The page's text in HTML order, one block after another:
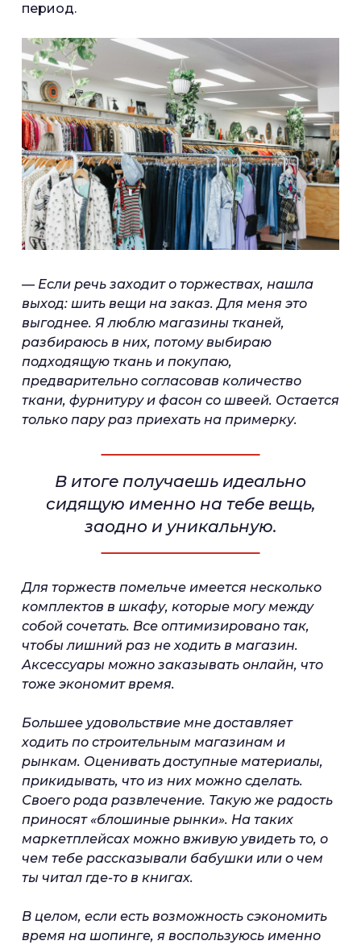
период.
— Если речь заходит о торжествах, нашла
выход: шить вещи на заказ. Для меня это
выгоднее. Я люблю магазины тканей,
разбираюсь в них, потому выбираю
подходящую ткань и покупаю,
предварительно согласовав количество
ткани, фурнитуру и фасон со швеей. Остается
только пару раз приехать на примерку.
В итоге получаешь идеально
сидящую именно на тебе вещь,
заодно и уникальную.
Для торжеств помельче имеется несколько
комплектов в шкафу, которые могу между
собой сочетать. Все оптимизировано так,
чтобы лишний раз не ходить в магазин.
Аксессуары можно заказывать онлайн, что
тоже экономит время.
Большее удовольствие мне доставляет
ходить по строительным магазинам и
рынкам. Оценивать доступные материалы,
прикидывать, что из них можно сделать.
Своего рода развлечение. Такую же радость
приносят «блошиные рынки». На таких
маркетплейсах можно вживую увидеть то, о
чем тебе рассказывали бабушки или о чем
ты читал где-то в книгах.
В целом, если есть возможность сэкономить
время на шопинге, я воспользуюсь именно